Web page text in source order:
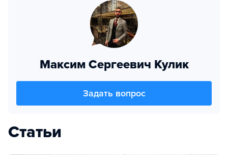
Максим Сергеевич Кулик
Задать вопрос
Статьи